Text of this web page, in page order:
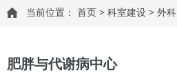
当前位置： 首页 > 科室建设 > 外科
肥胖与代谢病中心